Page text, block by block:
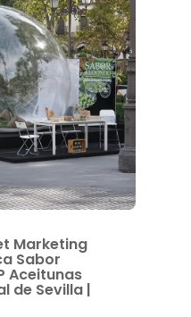
Marketing
Sabor
Aceitunas
de Sevilla |